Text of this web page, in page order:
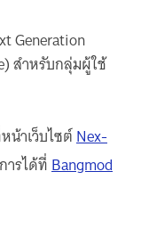
Generation
สำหรับกลุ่มผู้ใช้
น้าเว็บไซต์Nex-
ารได้ที่Bangmod